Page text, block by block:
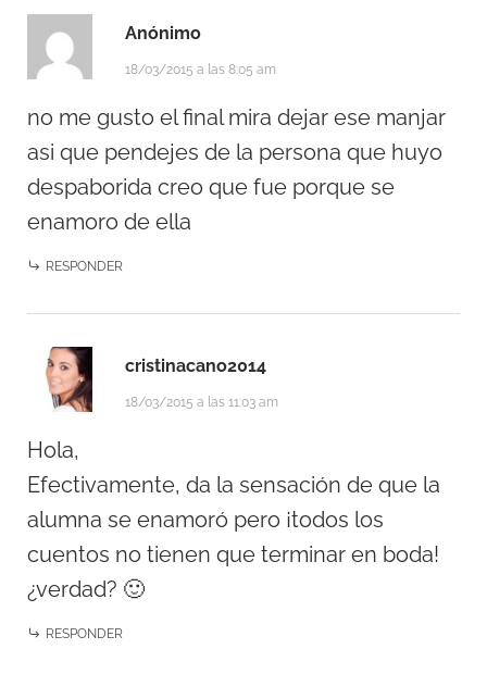
Anónimo
18/03/2015 a las 8:05 am
no me gusto el final mira dejar ese manjar
asi que pendejes de la persona que huyo
despaborida creo que fue porque se
enamoro de ella
RESPONDER
cristinacano2014
18/03/2015 a las 11:03 am
Hola,
Efectivamente, da la sensación de que la
alumna se enamoró pero ¡todos los
cuentos no tienen que terminar en boda!
¿verdad? 🙂
RESPONDER